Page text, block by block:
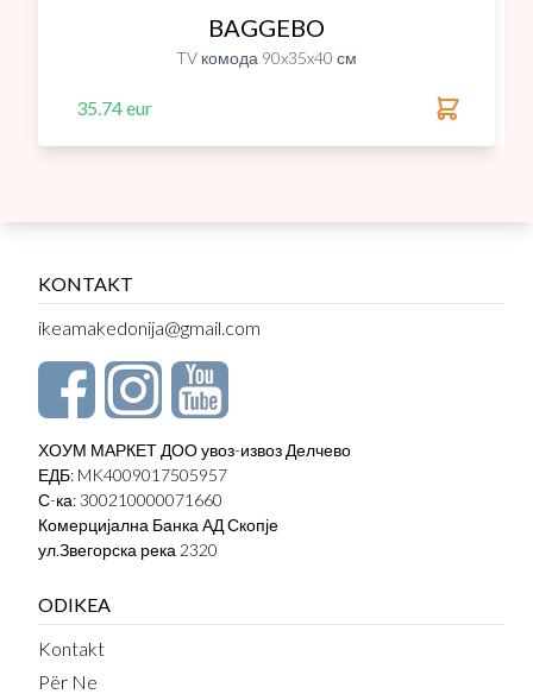
BAGGEBO
TV комода 90x35x40 см
35.74 eur
KONTAKT
ikeamakedonija@gmail.com
ХОУМ МАРКЕТ ДОО увоз-извоз Делчево
ЕДБ: MK4009017505957
С-ка: 300210000071660
Комерцијална Банка АД Скопје
ул.Звегорска река 2320
ODIKEA
Kontakt
Për Ne